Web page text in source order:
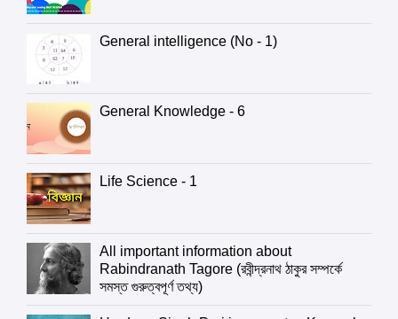
General intelligence (No - 1)
General Knowledge - 6
Life Science - 1
All important information about
Rabindranath Tagore (রবীন্দ্রনাথ ঠাকুর সম্পর্কে
সমস্ত গুরুত্বপূর্ণ তথ্য)